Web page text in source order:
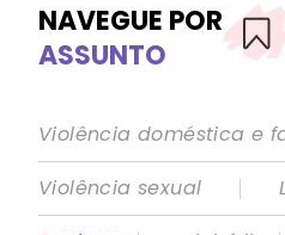
NAVEGUE POR
ASSUNTO
Violência doméstica e
Violência sexual
|